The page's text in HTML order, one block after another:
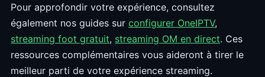
Pour approfondir votre expérience, consultez
également nos guides sur configurer OneIPTV,
streaming foot gratuit, streaming OM en direct. Ces
ressources complémentaires vous aideront à tirer le
meilleur parti de votre expérience streaming.